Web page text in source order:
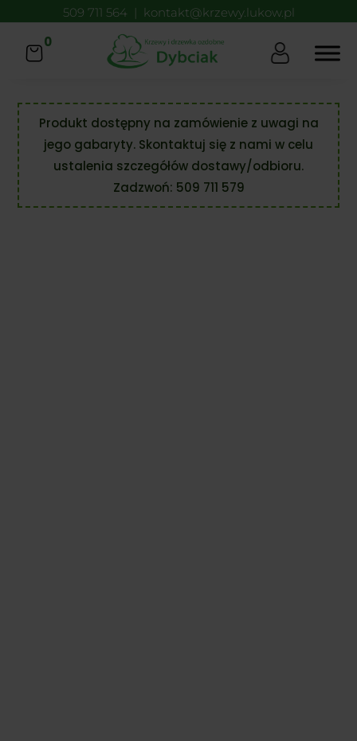
509 711 564 | kontakt@krzewy.lukow.pl
0
Produkt dostępny na zamówienie z uwagi na
jego gabaryty. Skontaktuj się z nami w celu
ustalenia szczegółów dostawy/odbioru.
Zadzwoń: 509 711 579